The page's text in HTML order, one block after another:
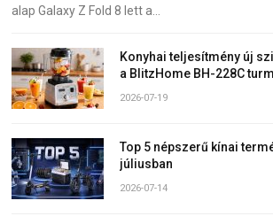
alap Galaxy Z Fold 8 lett a…
Konyhai teljesítmény új
a BlitzHome BH-228C
2026-07-19
Top 5 népszerű kínai
júliusban
2026-07-14